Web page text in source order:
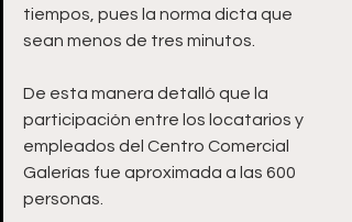
tiempos, pues la norma dicta que
sean menos de tres minutos.
De esta manera detalló que la
participación entre los locatarios y
empleados del Centro Comercial
Galerías fue aproximada a las 600
personas.